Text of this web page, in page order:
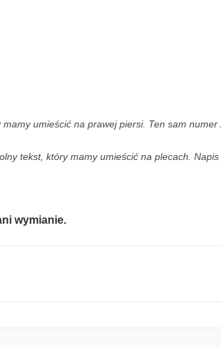
umieścić na prawej piersi. Ten sam numer
tekst, który mamy umieścić na plecach.
wymianie.